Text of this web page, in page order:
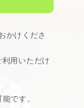
かけくださ
用いただけ
です。